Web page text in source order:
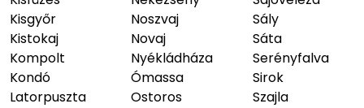
Kisgyőr
Kistokaj
Kompolt
Kondó
Latorpuszta
Noszvaj
Novaj
Nyékládháza
Ómassa
Ostoros
Sály
Sáta
Serényfalva
Sirok
Szajla